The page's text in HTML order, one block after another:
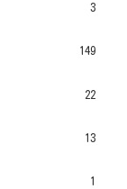
3
149
22
13
1